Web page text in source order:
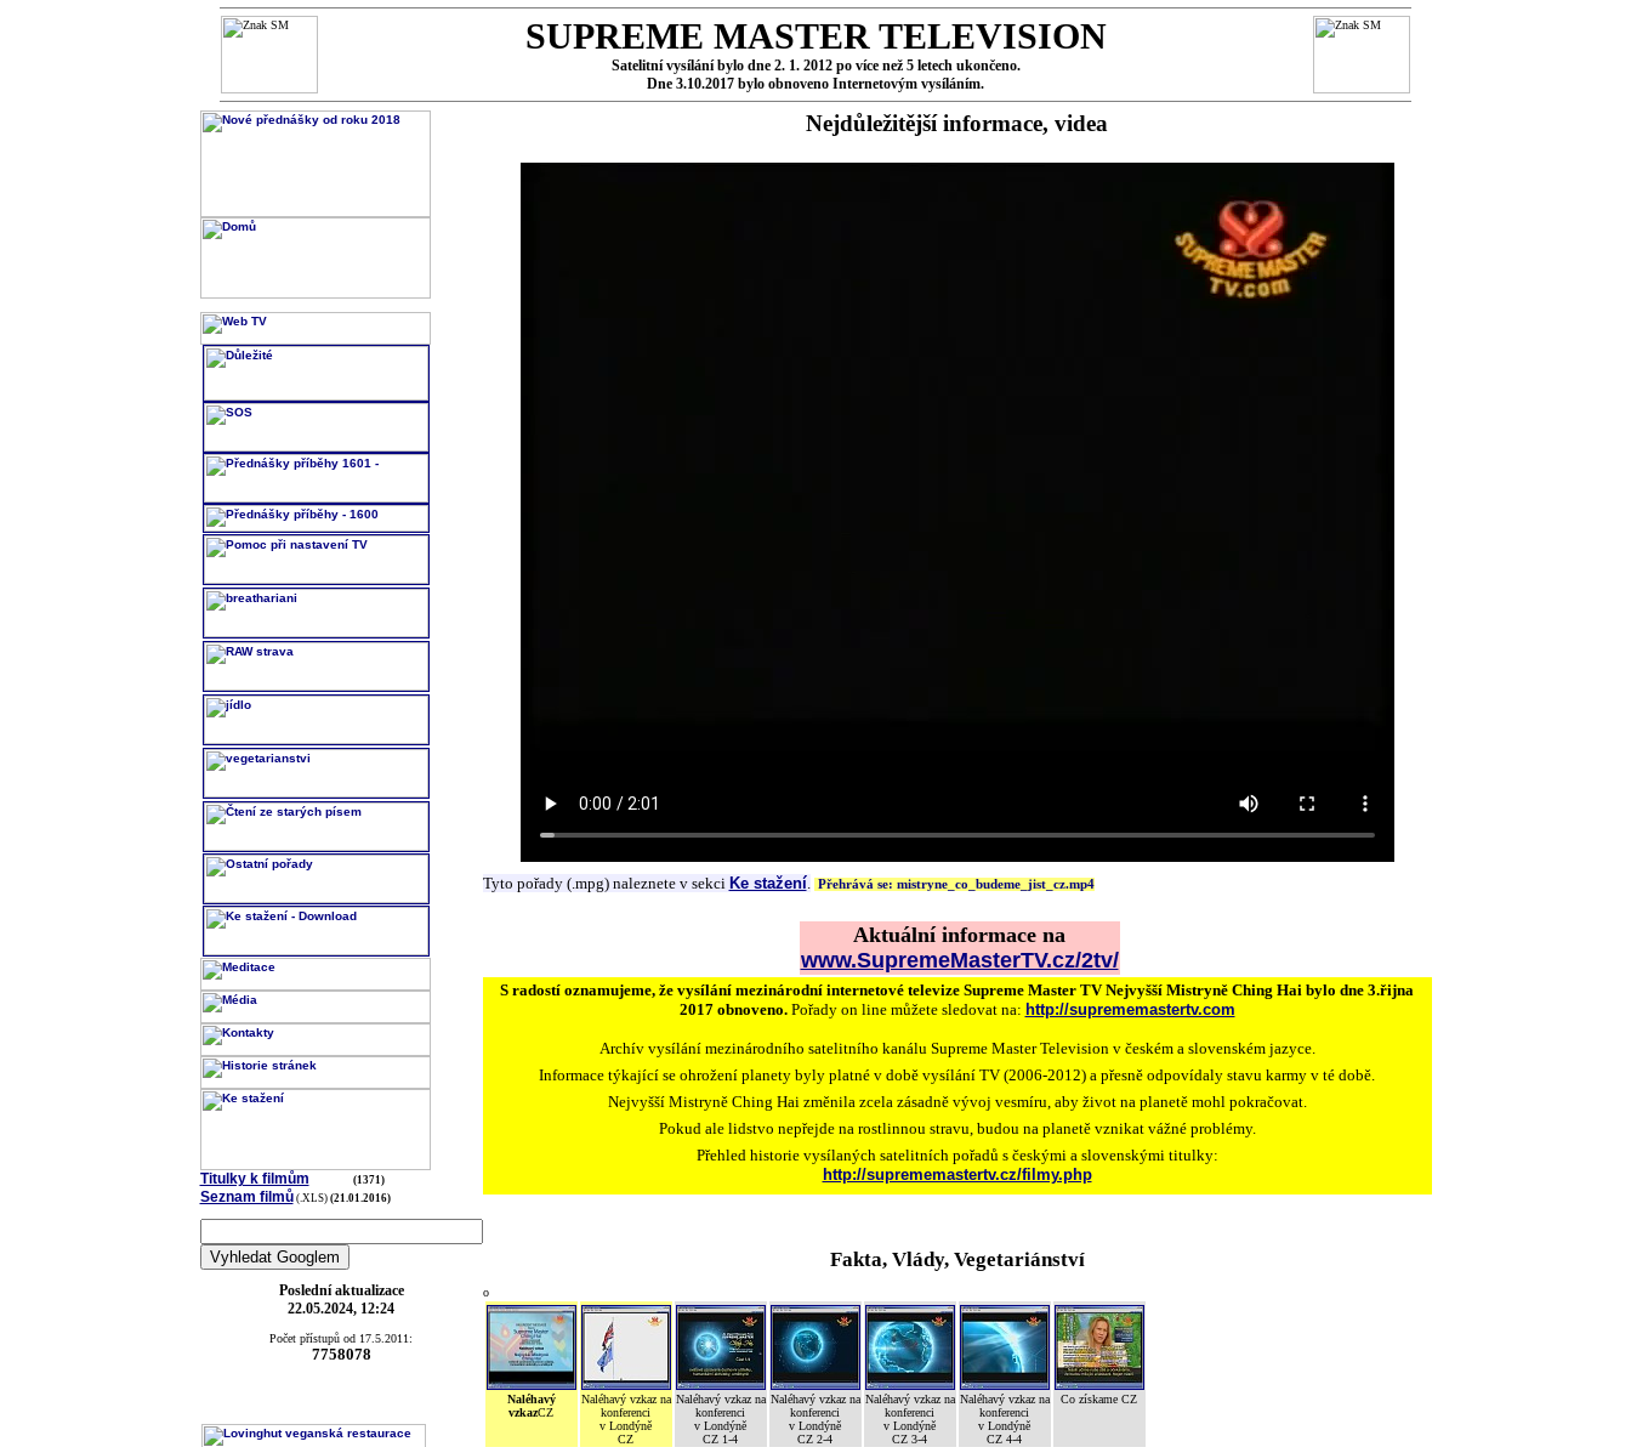
SUPREME MASTER TELEVISION
Satelitní vysílání bylo dne 2. 1. 2012 po více než 5 letech ukončeno.
Dne 3.10.2017 bylo obnoveno Internetovým vysíláním.
Titulky k filmům (1371)
Seznam filmů (.XLS) (21.01.2016)
Poslední aktualizace
22.05.2024, 12:24
Počet přístupů od 17.5.2011:
7758078
Nejdůležitější informace, videa
Tyto pořady (.mpg) naleznete v sekci Ke stažení. Přehrává se: mistryne_co_budeme_jist_cz.mp4
Aktuální informace na
www.SupremeMasterTV.cz/2tv/
S radostí oznamujeme, že vysílání mezinárodní internetové televize Supreme Master TV Nejvyšší Mistryně Ching Hai bylo dne 3.řijna
2017 obnoveno.Pořady on line můžete sledovat na: http://suprememastertv.com
Archív vysílání mezinárodního satelitního kanálu Supreme Master Television v českém a slovenském jazyce.
Informace týkající se ohrožení planety byly platné v době vysílání TV (2006-2012) a přesně odpovídaly stavu karmy v té době.
Nejvyšší Mistryně Ching Hai změnila zcela zásadně vývoj vesmíru, aby život na planetě mohl pokračovat.
Pokud ale lidstvo nepřejde na rostlinnou stravu, budou na planetě vznikat vážné problémy.
Přehled historie vysílaných satelitních pořadů s českými a slovenskými titulky:
http://suprememastertv.cz/filmy.php
Fakta, Vlády, Vegetariánství
o
Naléhavý
vzkazCZ
Naléhavý vzkaz na
konferenci
v Londýně
CZ
Naléhavý vzkaz na
konferenci
v Londýně
CZ 1-4
Naléhavý vzkaz na
konferenci
v Londýně
CZ 2-4
Naléhavý vzkaz na
konferenci
v Londýně
CZ 3-4
Naléhavý vzkaz na
konferenci
v Londýně
CZ 4-4
Co získame CZ